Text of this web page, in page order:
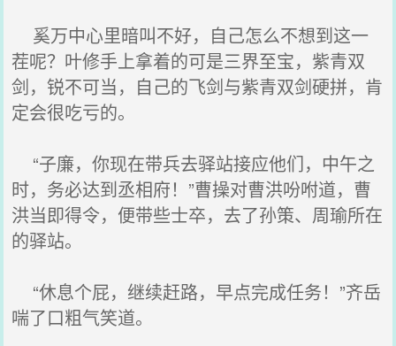
奚万中心里暗叫不好，自己怎么不想到这一
茬呢？叶修手上拿着的可是三界至宝，紫青双
剑，锐不可当，自己的飞剑与紫青双剑硬拼，肯
定会很吃亏的。
“子廉，你现在带兵去驿站接应他们，中午之
时，务必达到丞相府！”曹操对曹洪吩咐道，曹
洪当即得令，便带些士卒，去了孙策、周瑜所在
的驿站。
“休息个屁，继续赶路，早点完成任务！”齐岳
喘了口粗气笑道。